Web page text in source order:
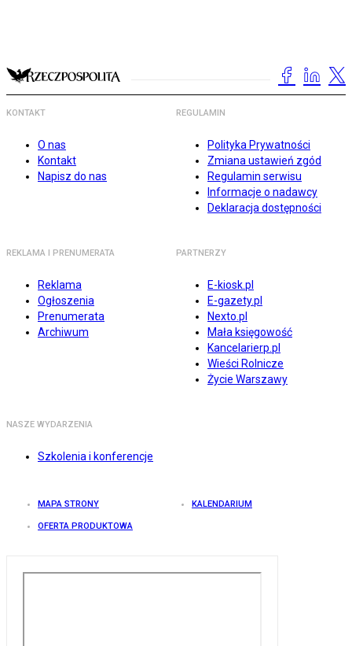
KONTAKT
O nas
Kontakt
Napisz do nas
REGULAMIN
Polityka Prywatności
Zmiana ustawień zgód
Regulamin serwisu
Informacje o nadawcy
Deklaracja dostępności
REKLAMA I PRENUMERATA
Reklama
Ogłoszenia
Prenumerata
Archiwum
PARTNERZY
E-kiosk.pl
E-gazety.pl
Nexto.pl
Mała księgowość
Kancelarierp.pl
Wieści Rolnicze
Życie Warszawy
NASZE WYDARZENIA
Szkolenia i konferencje
MAPA STRONY KALENDARIUM
OFERTA PRODUKTOWA